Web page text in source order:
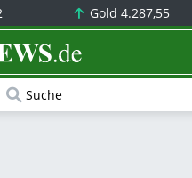
Gold4.287,55
Suche